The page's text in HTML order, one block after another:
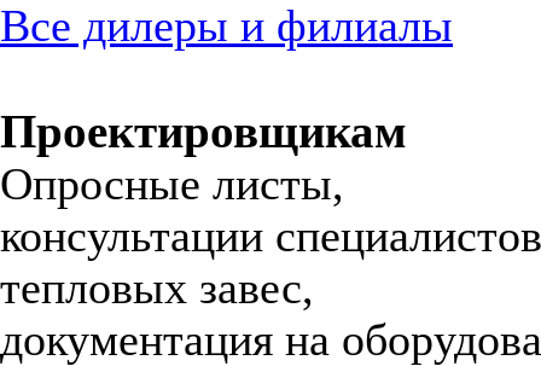
Все дилеры и филиалы
Проектировщикам
Опросные листы,
консультации
тепловых завес,
документация на